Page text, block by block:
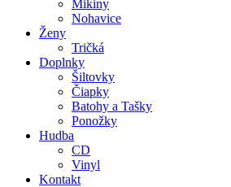
Mikiny
Nohavice
Ženy
Tričká
Doplnky
Šiltovky
Čiapky
Batohy a Tašky
Ponožky
Hudba
CD
Vinyl
Kontakt